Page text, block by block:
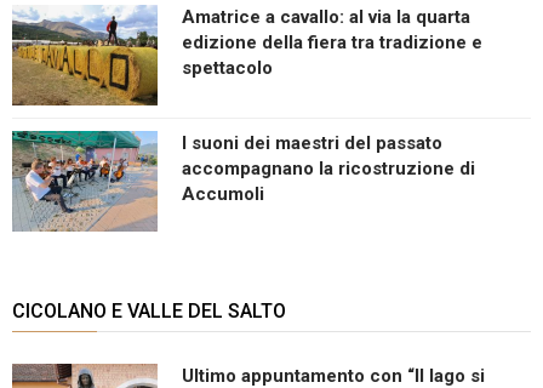
Amatrice a cavallo: al via la quarta
edizione della fiera tra tradizione e
spettacolo
I suoni dei maestri del passato
accompagnano la ricostruzione di
Accumoli
CICOLANO E VALLE DEL SALTO
Ultimo appuntamento con “Il lago si